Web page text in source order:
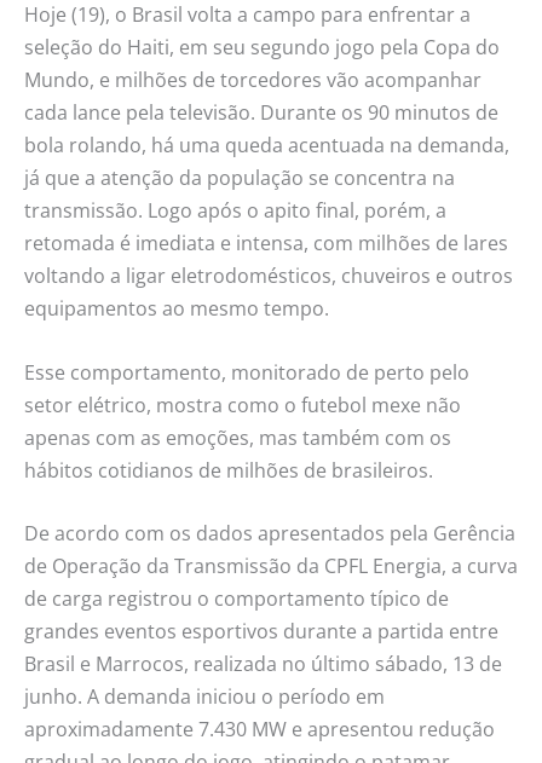
Hoje (19), o Brasil volta a campo para enfrentar a
seleção do Haiti, em seu segundo jogo pela Copa do
Mundo, e milhões de torcedores vão acompanhar
cada lance pela televisão. Durante os 90 minutos de
bola rolando, há uma queda acentuada na demanda,
já que a atenção da população se concentra na
transmissão. Logo após o apito final, porém, a
retomada é imediata e intensa, com milhões de lares
voltando a ligar eletrodomésticos, chuveiros e outros
equipamentos ao mesmo tempo.
Esse comportamento, monitorado de perto pelo
setor elétrico, mostra como o futebol mexe não
apenas com as emoções, mas também com os
hábitos cotidianos de milhões de brasileiros.
De acordo com os dados apresentados pela Gerência
de Operação da Transmissão da CPFL Energia, a curva
de carga registrou o comportamento típico de
grandes eventos esportivos durante a partida entre
Brasil e Marrocos, realizada no último sábado, 13 de
junho. A demanda iniciou o período em
aproximadamente 7.430 MW e apresentou redução